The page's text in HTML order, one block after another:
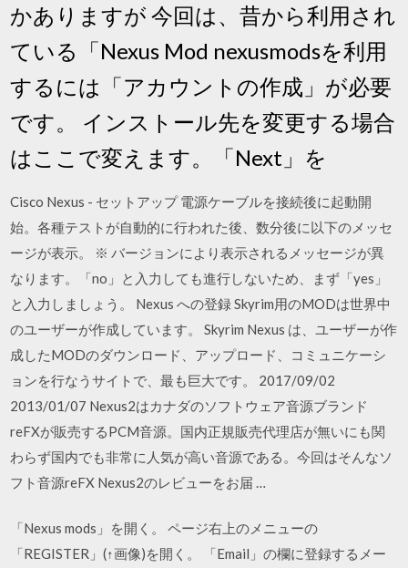
かありますが 今回は、昔から利用され
ている「Nexus Mod nexusmodsを利用
するには「アカウントの作成」が必要
です。 インストール先を変更する場合
はここで変えます。「Next」を
Cisco Nexus - セットアップ 電源ケーブルを接続後に起動開
始。各種テストが自動的に行われた後、数分後に以下のメッセ
ージが表示。 ※ バージョンにより表示されるメッセージが異
なります。「no」と入力しても進行しないため、まず「yes」
と入力しましょう。 Nexus への登録 Skyrim用のMODは世界中
のユーザーが作成しています。 Skyrim Nexus は、ユーザーが作
成したMODのダウンロード、アップロード、コミュニケーシ
ョンを行なうサイトで、最も巨大です。 2017/09/02
2013/01/07 Nexus2はカナダのソフトウェア音源ブランド
reFXが販売するPCM音源。国内正規販売代理店が無いにも関
わらず国内でも非常に人気が高い音源である。今回はそんなソ
フト音源reFX Nexus2のレビューをお届 …
「Nexus mods」を開く。 ページ右上のメニューの
「REGISTER」(↑画像)を開く。 「Email」の欄に登録するメー